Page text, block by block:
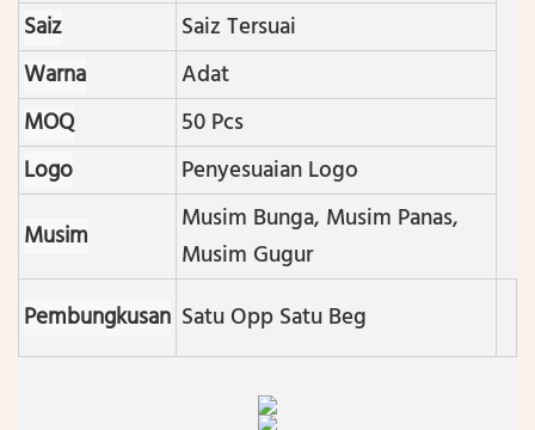
Saiz
Saiz Tersuai
Warna
Adat
MOQ
50 Pcs
Logo
Penyesuaian Logo
Musim
Musim Bunga, Musim Panas,
Musim Gugur
Pembungkusan Satu Opp Satu Beg